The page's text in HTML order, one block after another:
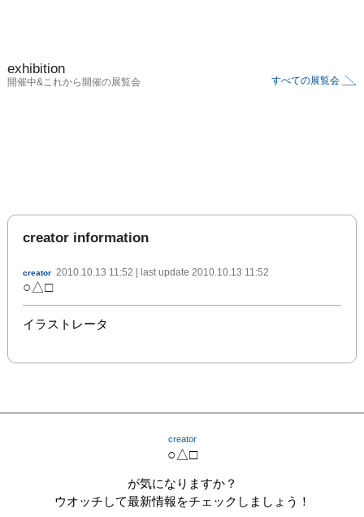
exhibition
開催中&これから開催の展覧会 すべての展覧会
creator information
creator 2010.10.13 11:52 | last update 2010.10.13 11:52
○△□
イラストレータ
creator
○△□
が気になりますか？
ウオッチして最新情報をチェックしましょう！